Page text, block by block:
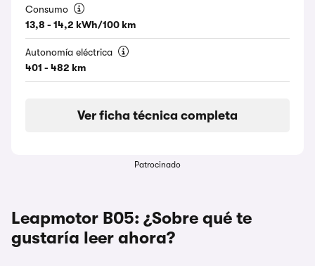
Consumo
13,8 - 14,2 kWh/100 km
Autonomía eléctrica
401 - 482 km
Ver ficha técnica completa
Patrocinado
Leapmotor B05: ¿Sobre qué te
gustaría leer ahora?